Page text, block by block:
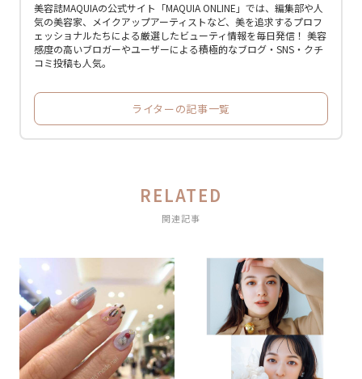
美容誌MAQUIAの公式サイト「MAQUIA ONLINE」では、編集部や人
気の美容家、メイクアップアーティストなど、美を追求するプロフ
ェッショナルたちによる厳選したビューティ情報を毎日発信！ 美容
感度の高いブロガーやユーザーによる積極的なブログ・SNS・クチ
コミ投稿も人気。
ライターの記事一覧
RELATED
関連記事